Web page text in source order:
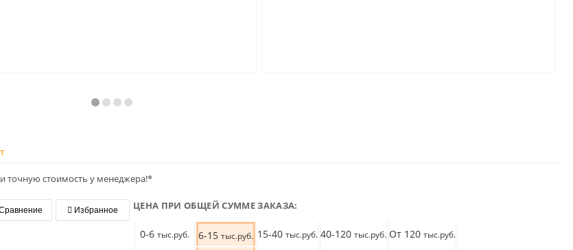
и точную стоимость у менеджера!*
Избранное ЦЕНА ПРИ ОБЩЕЙ СУММЕ ЗАКАЗА:
0-6 тыс.руб. 6-15 тыс.руб. 15-40 тыс.руб. 40-120 тыс.руб. От 120 тыс.руб.